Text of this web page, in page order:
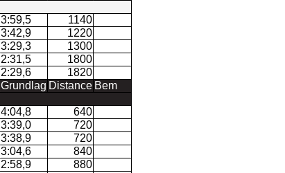
3:59,5
1140
3:42,9
1220
3:29,3
1300
2:31,5
1800
2:29,6
1820
Grundlag Distance Bem
4:04,8
640
3:39,0
720
3:38,9
720
3:04,6
840
2:58,9
880